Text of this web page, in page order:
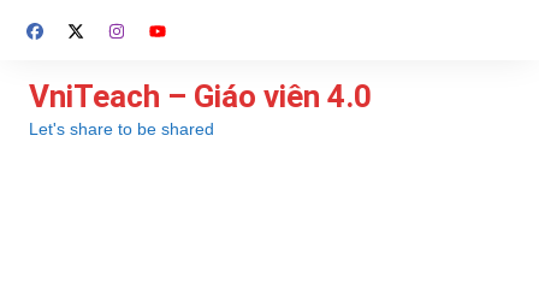
đến
dung
VniTeach – Giáo viên 4.0
Let's share to be shared